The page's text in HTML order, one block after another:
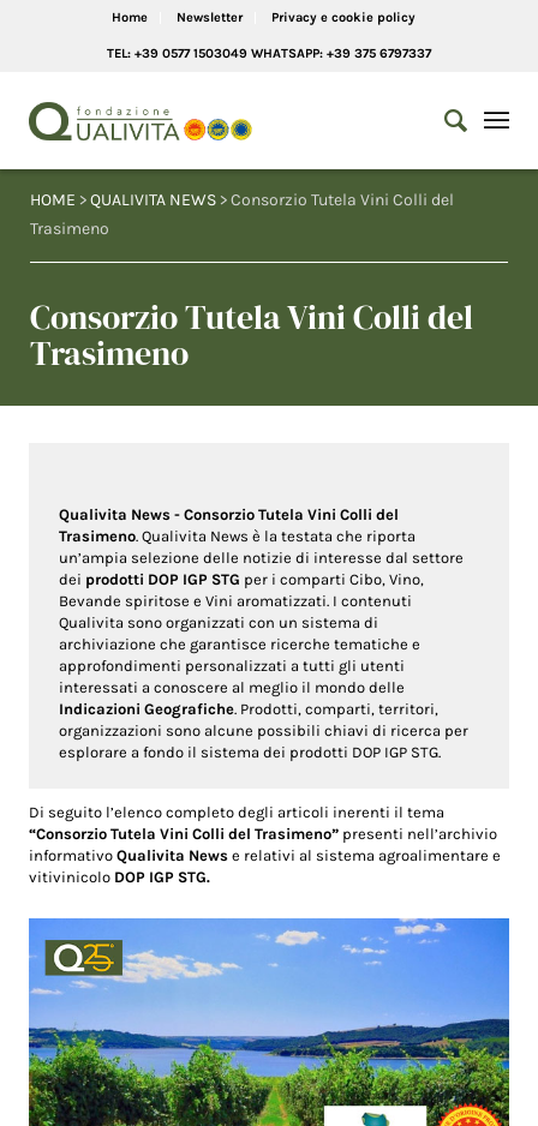
Home Newsletter Privacy e cookie policy
TEL: +39 0577 1503049 WHATSAPP: +39 375 6797337
HOME >QUALIVITA NEWS > Consorzio Tutela Vini Colli del
Trasimeno
Consorzio Tutela Vini Colli del
Trasimeno
Qualivita News - Consorzio Tutela Vini Colli del
Trasimeno. Qualivita News è la testata che riporta
un’ampia selezione delle notizie di interesse dal settore
dei prodotti DOP IGP STG per i comparti Cibo, Vino,
Bevande spiritose e Vini aromatizzati. I contenuti
Qualivita sono organizzati con un sistema di
archiviazione che garantisce ricerche tematiche e
approfondimenti personalizzati a tutti gli utenti
interessati a conoscere al meglio il mondo delle
Indicazioni Geografiche. Prodotti, comparti, territori,
organizzazioni sono alcune possibili chiavi di ricerca per
esplorare a fondo il sistema dei prodotti DOP IGP STG.
Di seguito l’elenco completo degli articoli inerenti il tema
“Consorzio Tutela Vini Colli del Trasimeno” presenti nell’archivio
informativoQualivita News e relativi al sistema agroalimentare e
vitivinicolo DOP IGP STG.